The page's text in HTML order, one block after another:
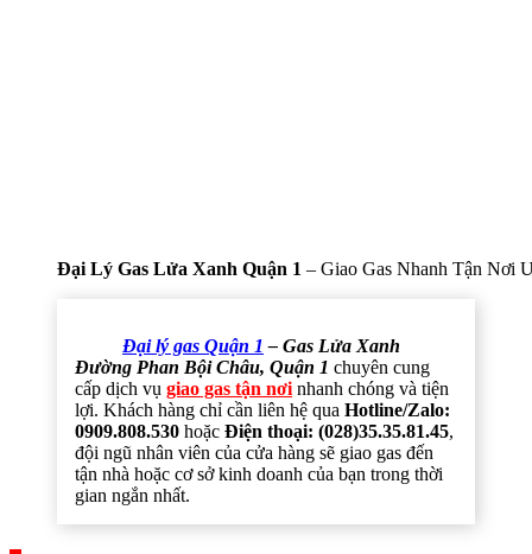
Đại Lý Gas Lửa Xanh Quận 1 – Giao Gas Nhanh Tận Nơi
Đại lý gas Quận 1 – Gas Lửa Xanh
Đường Phan Bội Châu, Quận 1 chuyên cung
cấp dịch vụ giao gas tận nơi nhanh chóng và tiện
lợi. Khách hàng chỉ cần liên hệ qua Hotline/Zalo:
0909.808.530 hoặc Điện thoại: (028)35.35.81.45,
đội ngũ nhân viên của cửa hàng sẽ giao gas đến
tận nhà hoặc cơ sở kinh doanh của bạn trong thời
gian ngắn nhất.